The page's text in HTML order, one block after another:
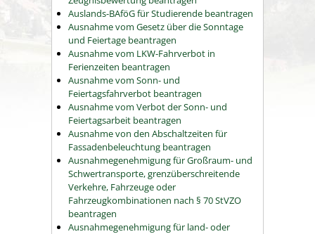
Auslands-BAföG für Studierende beantragen
Ausnahme vom Gesetz über die Sonntage
und Feiertage beantragen
Ausnahme vom LKW-Fahrverbot in
Ferienzeiten beantragen
Ausnahme vom Sonn- und
Feiertagsfahrverbot beantragen
Ausnahme vom Verbot der Sonn- und
Feiertagsarbeit beantragen
Ausnahme von den Abschaltzeiten für
Fassadenbeleuchtung beantragen
Ausnahmegenehmigung für Großraum- und
Schwertransporte, grenzüberschreitende
Verkehre, Fahrzeuge oder
Fahrzeugkombinationen nach § 70 StVZO
beantragen
Ausnahmegenehmigung für land- oder